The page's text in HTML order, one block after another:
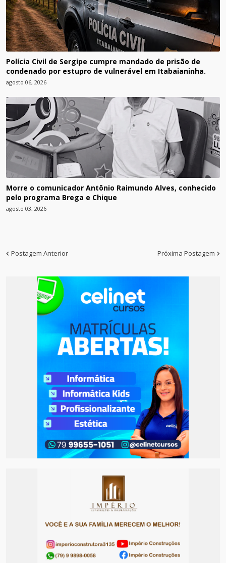
Polícia Civil de Sergipe cumpre mandado de prisão de
condenado por estupro de vulnerável em Itabaianinha.
agosto 06, 2026
Morre o comunicador Antônio Raimundo Alves, conhecido
pelo programa Brega e Chique
agosto 03, 2026
Postagem Anterior Próxima Postagem